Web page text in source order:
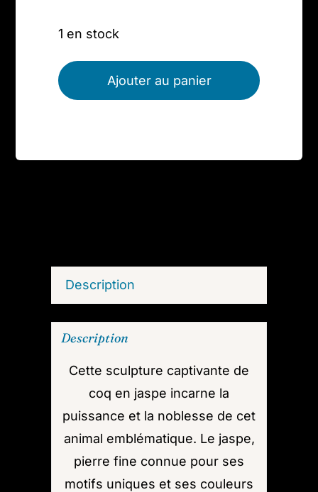
1 en stock
Ajouter au panier
Description
Description
Cette sculpture captivante de
coq en jaspe incarne la
puissance et la noblesse de cet
animal emblématique. Le jaspe,
pierre fine connue pour ses
motifs uniques et ses couleurs